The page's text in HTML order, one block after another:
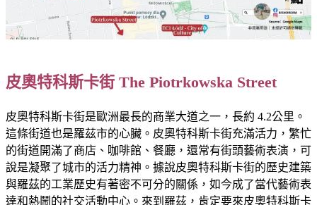
皮奧特科斯卡街 The Piotrkowska Street
皮奧特科斯卡街是歐洲最長的商業大道之一，長約 4.2公里。
這條街道也是羅茲市的心臟。皮奧特科斯卡街充滿活力，繁忙
的街道開滿了商店、咖啡館、餐廳，還常有街頭藝術表演，可
說是凝聚了城市的活力精神。據說皮奧特科斯卡街的歷史建築
與羅茲的工業歷史有著密不可分的關係，如今成了當代藝術表
達和熱鬧的社交活動中心。來到羅茲，肯定要來皮奧特科斯卡